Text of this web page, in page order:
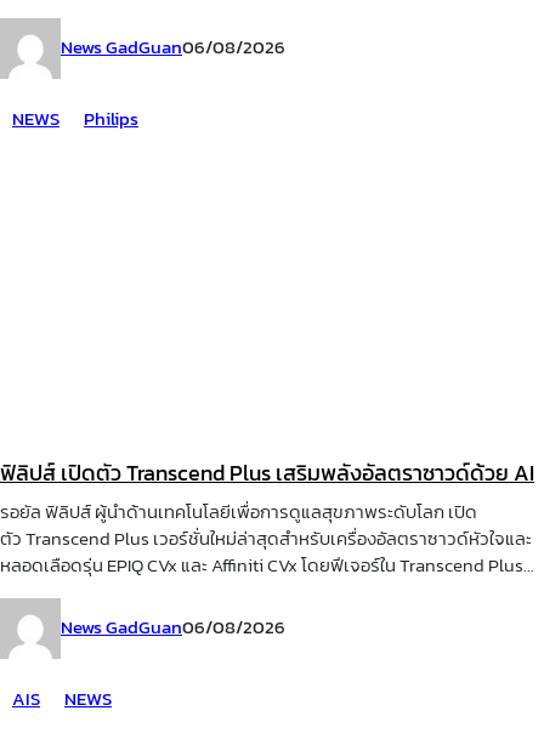
News GadGuan06/08/2026
NEWS Philips
ฟิลิปส์ เปิดตัว Transcend Plus เสริมพลังอัลตราซาวด์ด้วย AI
รอยัล ฟิลิปส์ ผู้นำด้านเทคโนโลยีเพื่อการดูแลสุขภาพระดับโลก เปิด
ตัว Transcend Plus เวอร์ชั่นใหม่ล่าสุดสำหรับเครื่องอัลตราซาวด์หัวใจและ
หลอดเลือดรุ่น EPIQ CVx และ Affiniti CVx โดยฟีเจอร์ใน Transcend Plus...
News GadGuan06/08/2026
AIS NEWS